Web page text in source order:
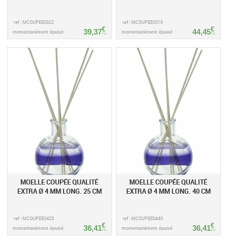
ref : MCOUPEE0322
39,37€
TTC
momentanément épuisé
ref : MCOUPEE0319
44,45€
TTC
momentanément épuisé
MOELLE COUPÉE QUALITÉ
EXTRA Ø 4 MM LONG. 25 CM
ref : MCOUPEE0425
36,41€
TTC
momentanément épuisé
MOELLE COUPÉE QUALITÉ
EXTRA Ø 4 MM LONG. 40 CM
ref : MCOUPEE0440
36,41€
TTC
momentanément épuisé